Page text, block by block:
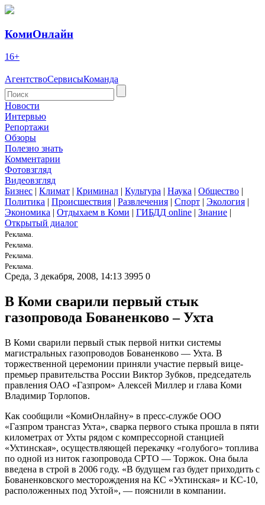
КомиОнлайн
16+
АгентствоСервисыКоманда
Новости
Интервью
Репортажи
Обзоры
Полезно знать
Комментарии
Фотовзгляд
Видеовзгляд
Бизнес | Климат | Криминал | Культура | Наука | Общество |
Политика | Происшествия | Развлечения | Спорт | Экология |
Экономика | Отдыхаем в Коми | ГИБДД online | Знание |
Открытый диалог
Реклама.
Реклама.
Реклама.
Реклама.
Среда, 3 декабря, 2008, 14:13 3995 0
В Коми сварили первый стык
газопровода Бованенково – Ухта
В Коми сварили первый стык первой нитки системы
магистральных газопроводов Бованенково — Ухта. В
торжественной церемонии приняли участие первый вице-
премьер правительства России Виктор Зубков, председатель
правления ОАО «Газпром» Алексей Миллер и глава Коми
Владимир Торлопов.
Как сообщили «КомиОнлайну» в пресс-службе ООО
«Газпром трансгаз Ухта», сварка первого стыка прошла в пяти
километрах от Ухты рядом с компрессорной станцией
«Ухтинская», осуществляющей перекачку «голубого» топлива
по одной из ниток газопровода СРТО — Торжок. Она была
введена в строй в 2006 году. «В будущем газ будет приходить с
Бованенковского месторождения на КС «Ухтинская» и КС-10,
расположенных под Ухтой», — пояснили в компании.